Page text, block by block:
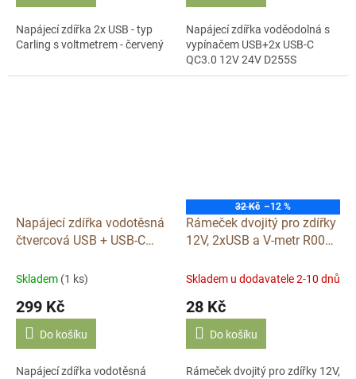
Napájecí zdířka 2x USB - typ
Carling s voltmetrem - červený
Napájecí zdířka voděodolná s
vypínačem USB+2x USB-C
QC3.0 12V 24V D255S
Napájecí zdířka vodotěsná
čtvercová USB + USB-C
D255W
Skladem (1 ks)
299 Kč
Do košíku
Napájecí zdířka vodotěsná
32 Kč –12 %
Rámeček dvojitý pro zdířky
12V, 2xUSB a V-metr R002
Skladem u dodavatele 2-10 dnů
28 Kč
Do košíku
Rámeček dvojitý pro zdířky 12V,